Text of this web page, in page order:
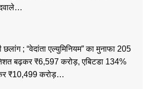
; “वेदांता एल्युमिनियम” का मुनाफा 205
बढ़कर ₹6,597 करोड़, एबिटडा 134%
₹10,499 करोड़…